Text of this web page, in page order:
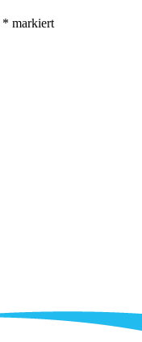
* markiert